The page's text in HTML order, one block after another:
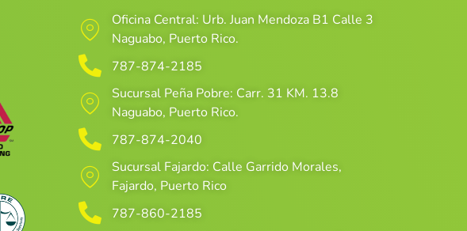
Oficina Central: Urb. Juan Mendoza B1 Calle 3
Naguabo, Puerto Rico.
787-874-2185
Sucursal Peña Pobre: Carr. 31 KM. 13.8
Naguabo, Puerto Rico.
787-874-2040
Sucursal Fajardo: Calle Garrido Morales,
Fajardo, Puerto Rico
787-860-2185